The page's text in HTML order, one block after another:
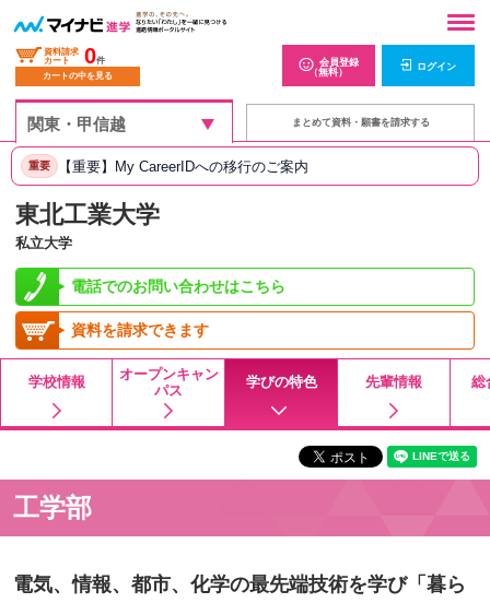
資料請求
カート
0件
カートの中を見る
会員登録
（無料）
ログイン
まとめて資料・願書を請求する
重要 【重要】My CareerIDへの移行のご案内
東北工業大学
私立大学
電話でのお問い合わせはこちら
資料を請求できます
学校情報
オープンキャン
パス
学びの特色 先輩情報 総
工学部
電気、情報、都市、化学の最先端技術を学び「暮ら